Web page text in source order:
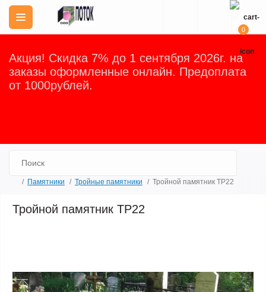
Акция! Скидка 7% до 1 сентября 2026г. на
заказы оформленные онлайн. Предоплата
от 1000рублей.
0
Памятники Тройные памятники Тройной памятник ТР22
Тройной памятник ТР22